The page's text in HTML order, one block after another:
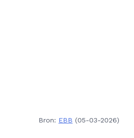
Bron: EBB (05-03-2026)